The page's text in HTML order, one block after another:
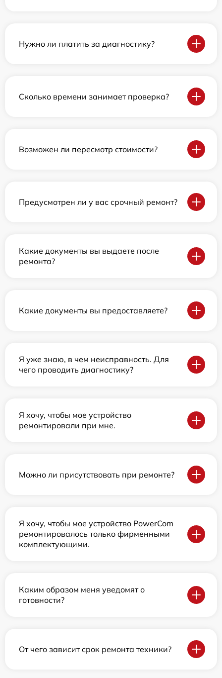
Нужно ли платить за диагностику?
Сколько времени занимает проверка?
Возможен ли пересмотр стоимости?
Предусмотрен ли у вас срочный ремонт?
Какие документы вы выдаете после
ремонта?
Какие документы вы предоставляете?
Я уже знаю, в чем неисправность. Для
чего проводить диагностику?
Я хочу, чтобы мое устройство
ремонтировали при мне.
Можно ли присутствовать при ремонте?
Я хочу, чтобы мое устройство PowerCom
ремонтировалось только фирменными
комплектующими.
Каким образом меня уведомят о
готовности?
От чего зависит срок ремонта техники?